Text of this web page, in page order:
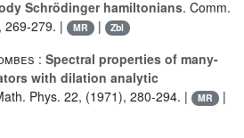
Schrödinger hamiltonians. Comm.
269-279. |
MR | Zbl
: Spectral properties of many-
with dilation analytic
Phys. 22, (1971), 280-294. | MR |